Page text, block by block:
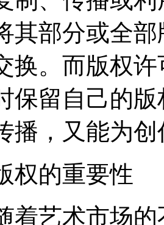
其部分或全
换。而版权
保留自己的
播，又能为
权的重要性
着艺术市场